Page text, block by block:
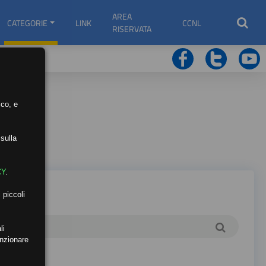
CATEGORIE LINK
AREA
RISERVATA
CCNL
e
.
piccoli